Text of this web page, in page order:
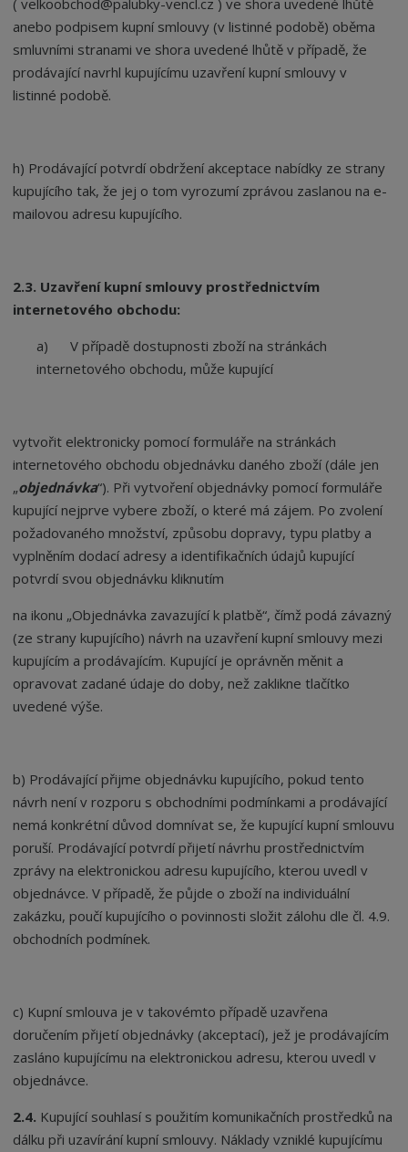
( velkoobchod@palubky-vencl.cz ) ve shora uvedené lhůtě
anebo podpisem kupní smlouvy (v listinné podobě) oběma
smluvními stranami ve shora uvedené lhůtě v případě, že
prodávající navrhl kupujícímu uzavření kupní smlouvy v
listinné podobě.
h) Prodávající potvrdí obdržení akceptace nabídky ze strany
kupujícího tak, že jej o tom vyrozumí zprávou zaslanou na e-
mailovou adresu kupujícího.
2.3. Uzavření kupní smlouvy prostřednictvím
internetového obchodu:
a) V případě dostupnosti zboží na stránkách
internetového obchodu, může kupující
vytvořit elektronicky pomocí formuláře na stránkách
internetového obchodu objednávku daného zboží (dále jen
„objednávka“). Při vytvoření objednávky pomocí formuláře
kupující nejprve vybere zboží, o které má zájem. Po zvolení
požadovaného množství, způsobu dopravy, typu platby a
vyplněním dodací adresy a identifikačních údajů kupující
potvrdí svou objednávku kliknutím
na ikonu „Objednávka zavazující k platbě“, čímž podá závazný
(ze strany kupujícího) návrh na uzavření kupní smlouvy mezi
kupujícím a prodávajícím. Kupující je oprávněn měnit a
opravovat zadané údaje do doby, než zaklikne tlačítko
uvedené výše.
b) Prodávající přijme objednávku kupujícího, pokud tento
návrh není v rozporu s obchodními podmínkami a prodávající
nemá konkrétní důvod domnívat se, že kupující kupní smlouvu
poruší. Prodávající potvrdí přijetí návrhu prostřednictvím
zprávy na elektronickou adresu kupujícího, kterou uvedl v
objednávce. V případě, že půjde o zboží na individuální
zakázku, poučí kupujícího o povinnosti složit zálohu dle čl. 4.9.
obchodních podmínek.
c) Kupní smlouva je v takovémto případě uzavřena
doručením přijetí objednávky (akceptací), jež je prodávajícím
zasláno kupujícímu na elektronickou adresu, kterou uvedl v
objednávce.
2.4. Kupující souhlasí s použitím komunikačních prostředků na
dálku při uzavírání kupní smlouvy. Náklady vzniklé kupujícímu